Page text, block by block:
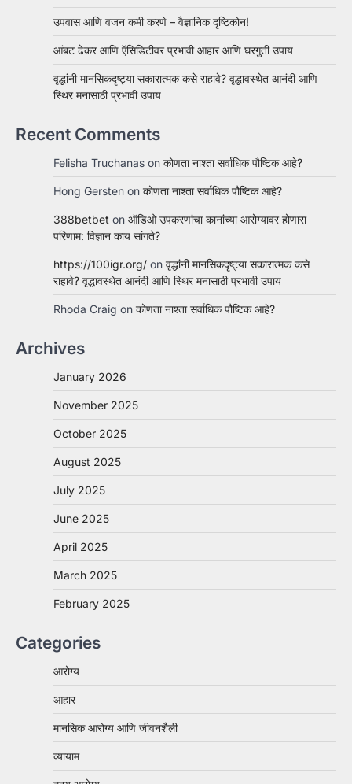
उपवास आणि वजन कमी करणे – वैज्ञानिक दृष्टिकोन!
आंबट ढेकर आणि ऍसिडिटीवर प्रभावी आहार आणि घरगुती उपाय
वृद्धांनी मानसिकदृष्ट्या सकारात्मक कसे राहावे? वृद्धावस्थेत आनंदी आणि
स्थिर मनासाठी प्रभावी उपाय
Recent Comments
Felisha Truchanas on कोणता नाश्ता सर्वाधिक पौष्टिक आहे?
Hong Gersten on कोणता नाश्ता सर्वाधिक पौष्टिक आहे?
388betbet on ऑडिओ उपकरणांचा कानांच्या आरोग्यावर होणारा
परिणाम: विज्ञान काय सांगते?
https://100igr.org/ on वृद्धांनी मानसिकदृष्ट्या सकारात्मक कसे
राहावे? वृद्धावस्थेत आनंदी आणि स्थिर मनासाठी प्रभावी उपाय
Rhoda Craig on कोणता नाश्ता सर्वाधिक पौष्टिक आहे?
Archives
January 2026
November 2025
October 2025
August 2025
July 2025
June 2025
April 2025
March 2025
February 2025
Categories
आरोग्य
आहार
मानसिक आरोग्य आणि जीवनशैली
व्यायाम